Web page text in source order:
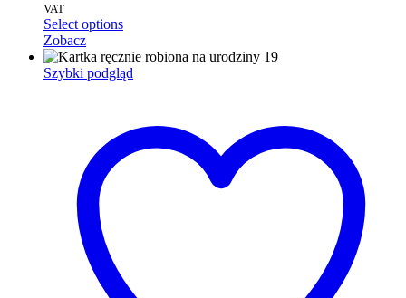
VAT
Select options
Zobacz
Szybki podgląd